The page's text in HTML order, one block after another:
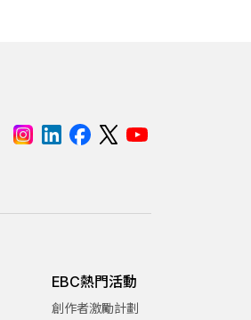
EBC熱門活動
創作者激勵計劃